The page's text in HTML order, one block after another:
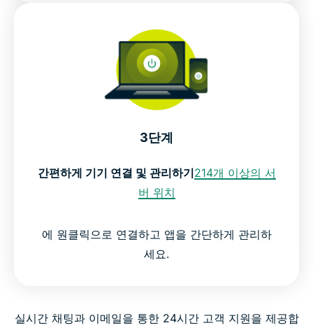
3단계
간편하게 기기 연결 및 관리하기214개 이상의 서
버 위치
에 원클릭으로 연결하고 앱을 간단하게 관리하
세요.
실시간 채팅과 이메일을 통한 24시간 고객 지원을 제공합